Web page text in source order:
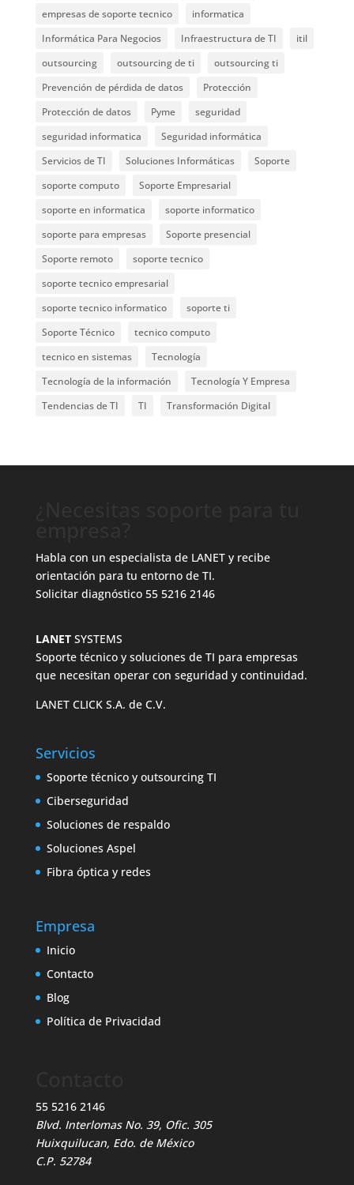
empresas de soporte tecnico
informatica
Informática Para Negocios
Infraestructura de TI
itil
outsourcing
outsourcing de ti
outsourcing ti
Prevención de pérdida de datos
Protección
Protección de datos
Pyme
seguridad
seguridad informatica
Seguridad informática
Servicios de TI
Soluciones Informáticas
Soporte
soporte computo
Soporte Empresarial
soporte en informatica
soporte informatico
soporte para empresas
Soporte presencial
Soporte remoto
soporte tecnico
soporte tecnico empresarial
soporte tecnico informatico
soporte ti
Soporte Técnico
tecnico computo
tecnico en sistemas
Tecnología
Tecnología de la información
Tecnología Y Empresa
Tendencias de TI
TI Transformación Digital
Habla con un especialista de LANET y recibe
orientación para tu entorno de TI.
Solicitar diagnóstico 55 5216 2146
LANET SYSTEMS
Soporte técnico y soluciones de TI para empresas
que necesitan operar con seguridad y continuidad.
LANET CLICK S.A. de C.V.
Servicios
Soporte técnico y outsourcing TI
Ciberseguridad
Soluciones de respaldo
Soluciones Aspel
Fibra óptica y redes
Empresa
Inicio
Contacto
Blog
Política de Privacidad
55 5216 2146
Blvd. Interlomas No. 39, Ofic. 305
Huixquilucan, Edo. de México
C.P. 52784